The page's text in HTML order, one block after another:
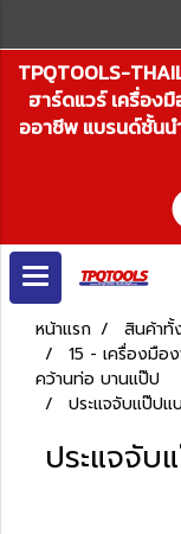
TPQTOOLS-
ฮาร์ดแวร์ เครื่อง
ออาชีพ แบรนด์ชั้นน
หน้าแรก
สินค้าทั้
15 - เครื่องมือ
คว้านท่อ บานแป๊ป
ประแจจับแป๊ปแ
ประแจจับ